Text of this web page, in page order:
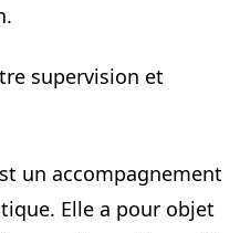
supervision et
un accompagnement
Elle a pour objet